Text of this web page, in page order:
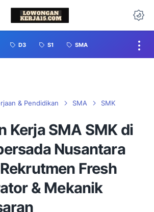
D3 S1 SMA
& Pendidikan SMA SMK
Kerja SMA SMK di
Nusantara
Fresh
& Mekanik